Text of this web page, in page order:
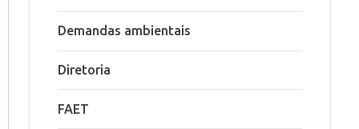
Demandas ambientais
Diretoria
FAET